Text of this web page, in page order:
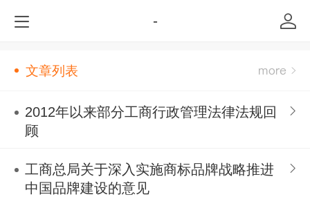
-
文章列表
2012年以来部分工商行政管理法律法规回
顾
工商总局关于深入实施商标品牌战略推进
中国品牌建设的意见